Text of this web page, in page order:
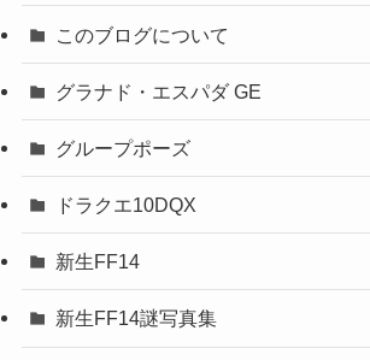
このブログについて
グラナド・エスパダ GE
グループポーズ
ドラクエ10DQX
新生FF14
新生FF14謎写真集